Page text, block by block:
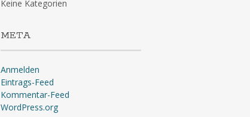
Keine Kategorien
META
Anmelden
Eintrags-Feed
Kommentar-Feed
WordPress.org